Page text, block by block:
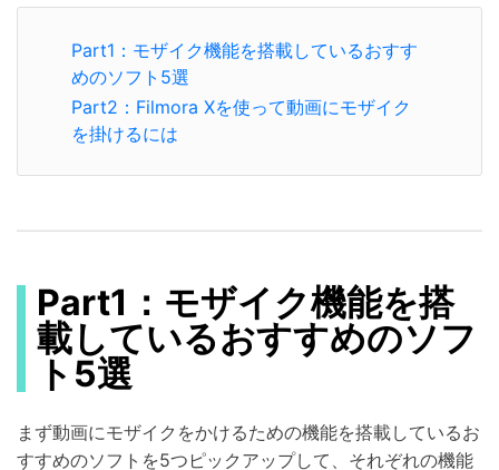
Part1：モザイク機能を搭載しているおすす
めのソフト5選
Part2：Filmora Xを使って動画にモザイク
を掛けるには
Part1：モザイク機能を搭
載しているおすすめのソフ
ト5選
まず動画にモザイクをかけるための機能を搭載しているお
すすめのソフトを5つピックアップして、それぞれの機能